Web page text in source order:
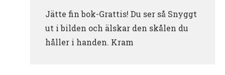
Jätte fin bok-Grattis! Du ser så Snyggt
ut i bilden och älskar den skålen du
håller i handen. Kram